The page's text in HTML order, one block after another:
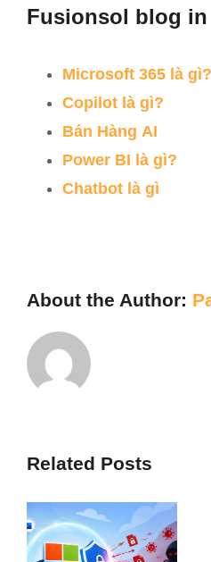
Fusionsol blog in
Microsoft 365 là gì?
Copilot là gì?
Bán Hàng AI
Power BI là gì?
Chatbot là gì
About the Author:
Related Posts